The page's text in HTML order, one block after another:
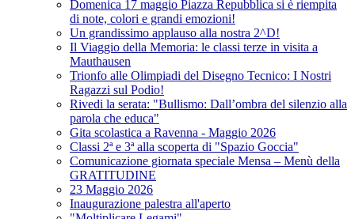
Domenica 17 maggio Piazza Repubblica si è riempita
di note, colori e grandi emozioni!
Un grandissimo applauso alla nostra 2^D!
Il Viaggio della Memoria: le classi terze in visita a
Mauthausen
Trionfo alle Olimpiadi del Disegno Tecnico: I Nostri
Ragazzi sul Podio!
Rivedi la serata: "Bullismo: Dall’ombra del silenzio alla
parola che educa"
Gita scolastica a Ravenna - Maggio 2026
Classi 2ª e 3ª alla scoperta di "Spazio Goccia"
Comunicazione giornata speciale Mensa – Menù della
GRATITUDINE
23 Maggio 2026
Inaugurazione palestra all'aperto